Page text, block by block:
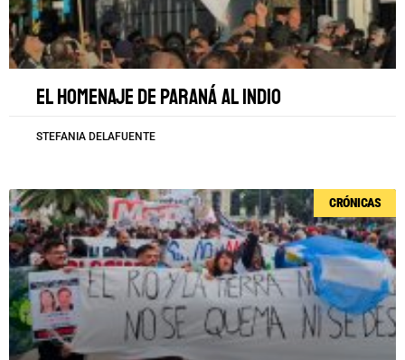
El homenaje de Paraná al Indio
STEFANIA DELAFUENTE
CRÓNICAS